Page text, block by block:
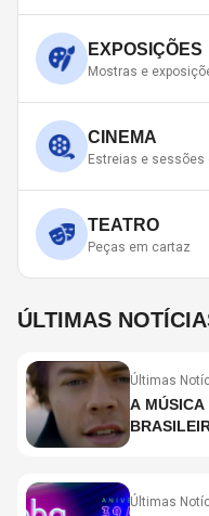
EXPOSIÇÕES
Mostras e
CINEMA
Estreias e sessões
TEATRO
Peças em cartaz
ÚLTIMAS
Últimas
A MÚSICA
Últimas